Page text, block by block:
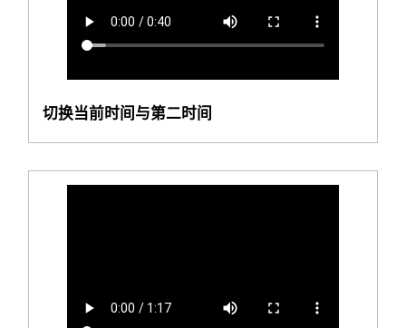
切换当前时间与第二时间